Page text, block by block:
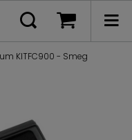
KITFC900 - Smeg